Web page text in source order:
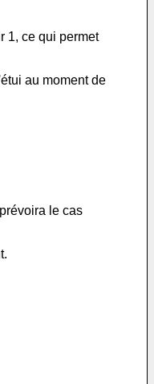
1, ce qui permet
au moment de
le cas